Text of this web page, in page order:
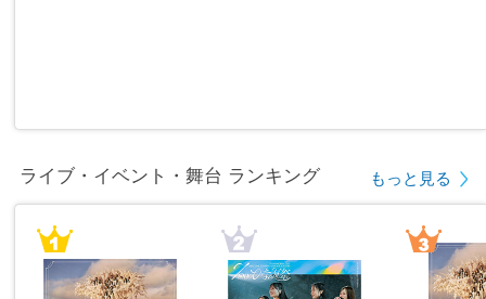
ライブ・イベント・舞台 ランキング もっと見る